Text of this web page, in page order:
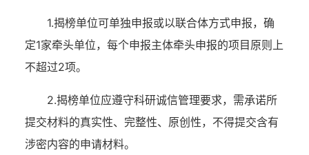
1.揭榜单位可单独申报或以联合体方式申报，确
定1家牵头单位，每个申报主体牵头申报的项目原则上
不超过2项。
2.揭榜单位应遵守科研诚信管理要求，需承诺所
提交材料的真实性、完整性、原创性，不得提交含有
涉密内容的申请材料。